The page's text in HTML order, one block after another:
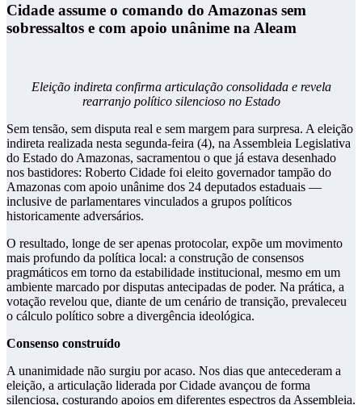
Cidade assume o comando do Amazonas sem
sobressaltos e com apoio unânime na Aleam
Eleição indireta confirma articulação consolidada e revela
rearranjo político silencioso no Estado
Sem tensão, sem disputa real e sem margem para surpresa. A eleição
indireta realizada nesta segunda-feira (4), na Assembleia Legislativa
do Estado do Amazonas, sacramentou o que já estava desenhado
nos bastidores: Roberto Cidade foi eleito governador tampão do
Amazonas com apoio unânime dos 24 deputados estaduais —
inclusive de parlamentares vinculados a grupos políticos
historicamente adversários.
O resultado, longe de ser apenas protocolar, expõe um movimento
mais profundo da política local: a construção de consensos
pragmáticos em torno da estabilidade institucional, mesmo em um
ambiente marcado por disputas antecipadas de poder. Na prática, a
votação revelou que, diante de um cenário de transição, prevaleceu
o cálculo político sobre a divergência ideológica.
Consenso construído
A unanimidade não surgiu por acaso. Nos dias que antecederam a
eleição, a articulação liderada por Cidade avançou de forma
silenciosa, costurando apoios em diferentes espectros da Assembleia.